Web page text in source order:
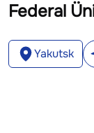
Federal
Yakutsk